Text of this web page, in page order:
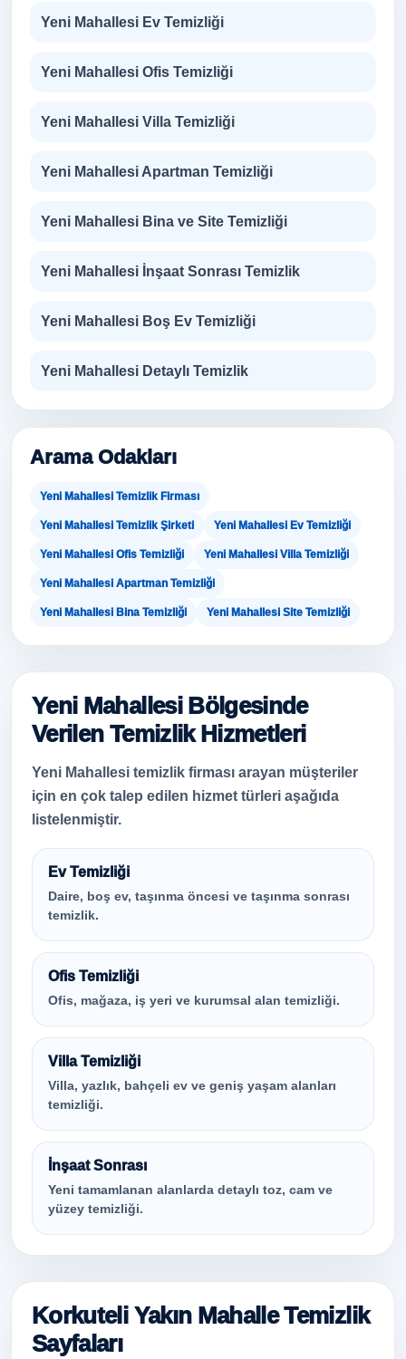
Yeni Mahallesi Ev Temizliği
Yeni Mahallesi Ofis Temizliği
Yeni Mahallesi Villa Temizliği
Yeni Mahallesi Apartman Temizliği
Yeni Mahallesi Bina ve Site Temizliği
Yeni Mahallesi İnşaat Sonrası Temizlik
Yeni Mahallesi Boş Ev Temizliği
Yeni Mahallesi Detaylı Temizlik
Arama Odakları
Yeni Mahallesi Temizlik Firması
Yeni Mahallesi Temizlik Şirketi Yeni Mahallesi Ev Temizliği
Yeni Mahallesi Ofis Temizliği Yeni Mahallesi Villa Temizliği
Yeni Mahallesi Apartman Temizliği
Yeni Mahallesi Bina Temizliği Yeni Mahallesi Site Temizliği
Yeni Mahallesi Bölgesinde
Verilen Temizlik Hizmetleri
Yeni Mahallesi temizlik firması arayan müşteriler
için en çok talep edilen hizmet türleri aşağıda
listelenmiştir.
Ev Temizliği
Daire, boş ev, taşınma öncesi ve taşınma sonrası
temizlik.
Ofis Temizliği
Ofis, mağaza, iş yeri ve kurumsal alan temizliği.
Villa Temizliği
Villa, yazlık, bahçeli ev ve geniş yaşam alanları
temizliği.
İnşaat Sonrası
Yeni tamamlanan alanlarda detaylı toz, cam ve
yüzey temizliği.
Korkuteli Yakın Mahalle Temizlik
Sayfaları